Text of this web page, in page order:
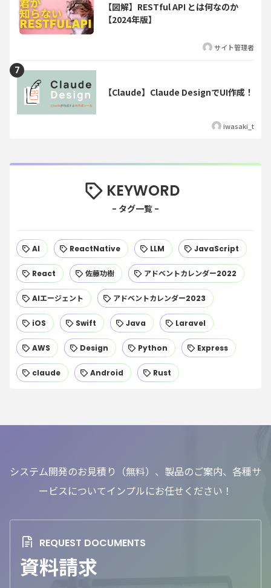
【図解】RESTful API とは何なのか
【2024年版】
サイト管理者
【Claude】Claude DesignでUI作成！
iwasaki_t
KEYWORD
AI ReactNative LLM JavaScript
React 佐藤功樹 アドベントカレンダー2022
AIエージェント アドベントカレンダー2023
iOS Swift Java Laravel
AWS Design Python Express
claude Android Rust
システム開発のお見積り（無料）、製品のご案内、各種サ
ービスについてインプルにお任せください！
資料請求